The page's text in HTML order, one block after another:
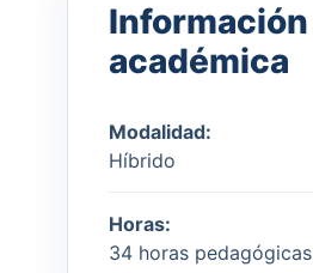
Información
académica
Modalidad:
Híbrido
Horas:
34 horas pedagógicas